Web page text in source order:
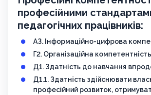
професійними
педагогічних працівників:
АЗ. Інформаційно-цифрова
Г2. Організаційна компетентність
Д1. Здатність до навчання
Д1.1. Здатність здійснювати
професійний розвиток,